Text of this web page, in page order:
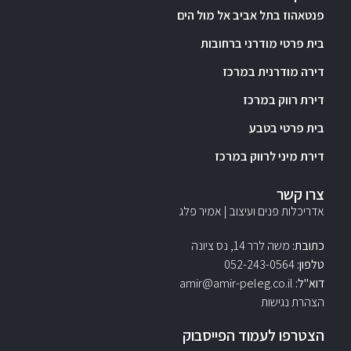
פנטאהוז בתל אביב אל מול הים
בית פרטי מודרני ברחובות
דירה מודרנית במרכז
דירת רווק במרכז
בית פרטי בטבע
דירת מיני לרווק במרכז
צרו קשר
אדריכלות פנים ועיצוב | אמיר פלג
כתובת: משה לרר 14, נס ציונה
טלפון:052-243-0564‏
דוא"ל: amir@amir-peleg.co.il
הצהרת נגישות
הצטרפו לעמוד הפייסבוק